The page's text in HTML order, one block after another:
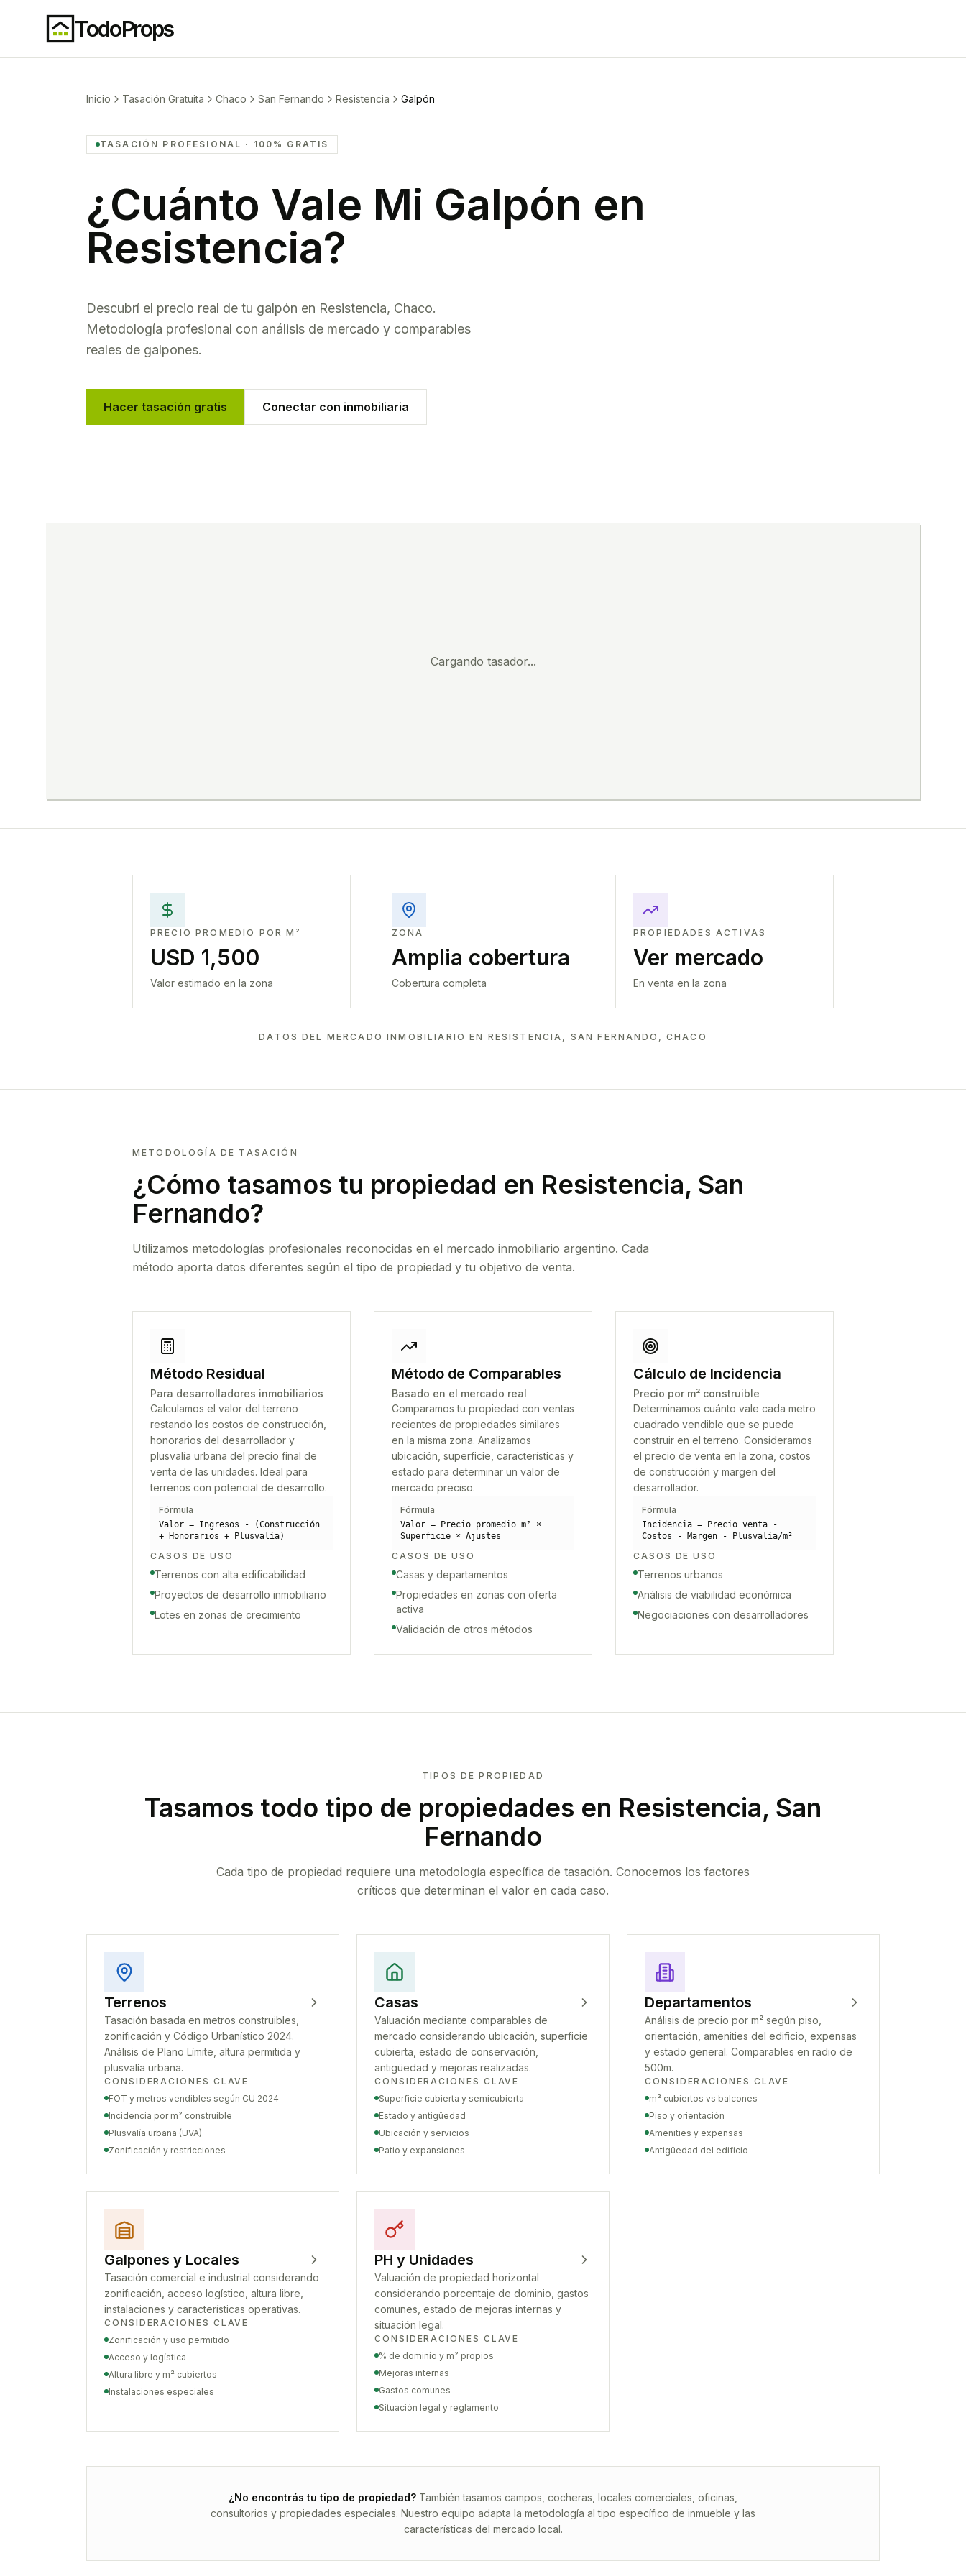
TodoProps
Inicio Tasación Gratuita Chaco San Fernando Resistencia Galpón
TASACIÓN PROFESIONAL · 100% GRATIS
¿Cuánto Vale Mi Galpón en
Resistencia?
Descubrí el precio real de tu galpón en Resistencia, Chaco.
Metodología profesional con análisis de mercado y comparables
reales de galpones.
Hacer tasación gratis Conectar con inmobiliaria
Cargando tasador...
PRECIO PROMEDIO POR M²
USD 1,500
Valor estimado en la zona
ZONA
Amplia cobertura
Cobertura completa
PROPIEDADES ACTIVAS
Ver mercado
En venta en la zona
DATOS DEL MERCADO INMOBILIARIO EN RESISTENCIA, SAN FERNANDO, CHACO
METODOLOGÍA DE TASACIÓN
¿Cómo tasamos tu propiedad en Resistencia, San
Fernando?
Utilizamos metodologías profesionales reconocidas en el mercado inmobiliario argentino. Cada
método aporta datos diferentes según el tipo de propiedad y tu objetivo de venta.
Método Residual
Para desarrolladores inmobiliarios
Calculamos el valor del terreno
restando los costos de construcción,
honorarios del desarrollador y
plusvalía urbana del precio final de
venta de las unidades. Ideal para
terrenos con potencial de desarrollo.
Fórmula
Valor = Ingresos - (Construcción
+ Honorarios + Plusvalía)
CASOS DE USO
Terrenos con alta edificabilidad
Proyectos de desarrollo inmobiliario
Lotes en zonas de crecimiento
Método de Comparables
Basado en el mercado real
Comparamos tu propiedad con ventas
recientes de propiedades similares
en la misma zona. Analizamos
ubicación, superficie, características y
estado para determinar un valor de
mercado preciso.
Fórmula
Valor = Precio promedio m² ×
Superficie × Ajustes
CASOS DE USO
Casas y departamentos
Propiedades en zonas con oferta
activa
Validación de otros métodos
Cálculo de Incidencia
Precio por m² construible
Determinamos cuánto vale cada metro
cuadrado vendible que se puede
construir en el terreno. Consideramos
el precio de venta en la zona, costos
de construcción y margen del
desarrollador.
Fórmula
Incidencia = Precio venta -
Costos - Margen - Plusvalía/m²
CASOS DE USO
Terrenos urbanos
Análisis de viabilidad económica
Negociaciones con desarrolladores
TIPOS DE PROPIEDAD
Tasamos todo tipo de propiedades en Resistencia, San
Fernando
Cada tipo de propiedad requiere una metodología específica de tasación. Conocemos los factores
críticos que determinan el valor en cada caso.
Terrenos
Tasación basada en metros construibles,
zonificación y Código Urbanístico 2024.
Análisis de Plano Límite, altura permitida y
plusvalía urbana.
CONSIDERACIONES CLAVE
FOT y metros vendibles según CU 2024
Incidencia por m² construible
Plusvalía urbana (UVA)
Zonificación y restricciones
Casas
Valuación mediante comparables de
mercado considerando ubicación, superficie
cubierta, estado de conservación,
antigüedad y mejoras realizadas.
CONSIDERACIONES CLAVE
Superficie cubierta y semicubierta
Estado y antigüedad
Ubicación y servicios
Patio y expansiones
Departamentos
Análisis de precio por m² según piso,
orientación, amenities del edificio, expensas
y estado general. Comparables en radio de
500m.
CONSIDERACIONES CLAVE
m² cubiertos vs balcones
Piso y orientación
Amenities y expensas
Antigüedad del edificio
Galpones y Locales
Tasación comercial e industrial considerando
zonificación, acceso logístico, altura libre,
instalaciones y características operativas.
CONSIDERACIONES CLAVE
Zonificación y uso permitido
Acceso y logística
Altura libre y m² cubiertos
Instalaciones especiales
PH y Unidades
Valuación de propiedad horizontal
considerando porcentaje de dominio, gastos
comunes, estado de mejoras internas y
situación legal.
CONSIDERACIONES CLAVE
% de dominio y m² propios
Mejoras internas
Gastos comunes
Situación legal y reglamento
¿No encontrás tu tipo de propiedad? También tasamos campos, cocheras, locales comerciales, oficinas,
consultorios y propiedades especiales. Nuestro equipo adapta la metodología al tipo específico de inmueble y las
características del mercado local.